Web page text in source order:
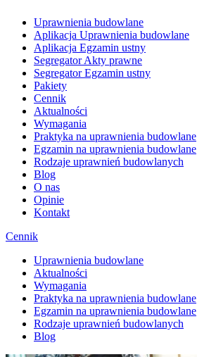
Uprawnienia budowlane
Aplikacja Uprawnienia budowlane
Aplikacja Egzamin ustny
Segregator Akty prawne
Segregator Egzamin ustny
Pakiety
Cennik
Aktualności
Wymagania
Praktyka na uprawnienia budowlane
Egzamin na uprawnienia budowlane
Rodzaje uprawnień budowlanych
Blog
O nas
Opinie
Kontakt
Cennik
Uprawnienia budowlane
Aktualności
Wymagania
Praktyka na uprawnienia budowlane
Egzamin na uprawnienia budowlane
Rodzaje uprawnień budowlanych
Blog